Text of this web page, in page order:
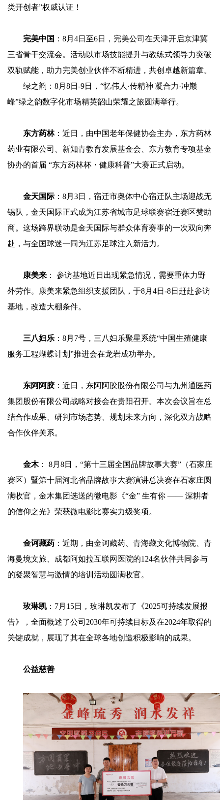
类开创者”权威认证！
完美中国 ：8月4日至6日，完美公司在天津开启京津冀
三省骨干交流会。活动以市场技能提升与教练式领导力突破
双轨赋能，助力完美创业伙伴不断精进，共创卓越新篇章。
绿之韵：8月8日-9日，“忆伟人·传精神 凝合力·冲巅
峰”绿之韵数字化市场精英韶山荣耀之旅圆满举行。
东方药林：近日，由中国老年保健协会主办，东方药林
药业有限公司、新知青教育发展基金会、东方教育专项基金
协办的首届 “东方药林杯・健康科普”大赛正式启动。
金天国际 ：8月3日，宿迁市奥体中心宿迁队主场迎战无
锡队，金天国际正式成为江苏省城市足球联赛宿迁赛区赞助
商。这场跨界联动是金天国际与群众体育赛事的一次双向奔
赴，与全国球迷一同为江苏足球注入新活力。
康美来 ： 参访基地近日出现紧急情况，需要重体力野
外劳作。康美来紧急组织支援团队，于8月4日-8日赶赴参访
基地，改造大棚条件。
三八妇乐 ：8月7号，三八妇乐聚星系统“中国生殖健康
服务工程蝴蝶计划”推进会在龙岩成功举办。
东阿阿胶：近日，东阿阿胶股份有限公司与九州通医药
集团股份有限公司战略对接会在贵阳召开。本次会议旨在总
结合作成果、研判市场态势、规划未来方向，深化双方战略
合作伙伴关系。
金木： 8月8日，“第十三届全国品牌故事大赛”（石家庄
赛区）暨第十届河北省品牌故事大赛演讲总决赛在石家庄圆
满收官，金木集团选送的微电影《“金” 生有你 —— 深耕者
的信仰之光》荣获微电影比赛实力级奖项。
金诃藏药 ：近期，由金诃藏药、青海藏文化博物院、青
海曼境文旅、成都阿如拉互联网医院的124名伙伴共同参与
的凝聚智慧与激情的培训活动圆满收官。
玫琳凯 ：7月15日，玫琳凯发布了《2025可持续发展报
告》，全面概述了公司2030年可持续目标及在2024年取得的
关键成就，展现了其在全球各地创造积极影响的成果。
公益慈善